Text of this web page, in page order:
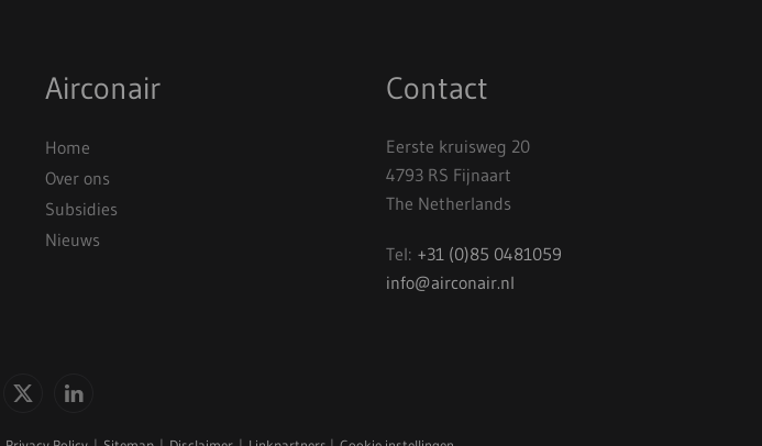
Airconair
Home
Over ons
Subsidies
Nieuws
Contact
Eerste kruisweg 20
4793 RS Fijnaart
The Netherlands
Tel: +31 (0)85 0481059
info@airconair.nl